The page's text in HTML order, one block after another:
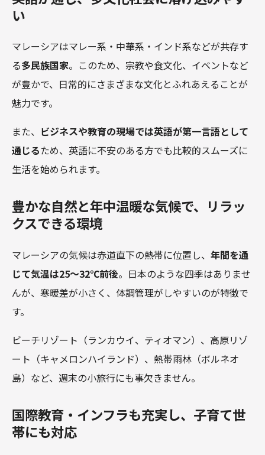
い
マレーシアはマレー系・中華系・インド系などが共存す
る多民族国家。このため、宗教や食文化、イベントなど
が豊かで、日常的にさまざまな文化とふれあえることが
魅力です。
また、 ビジネスや教育の現場では英語が第一言語として
通じるため、英語に不安のある方でも比較的スムーズに
生活を始められます。
豊かな自然と年中温暖な気候で、リラッ
クスできる環境
マレーシアの気候は赤道直下の熱帯に位置し、 年間を通
じて気温は25～32℃前後。日本のような四季はありませ
んが、寒暖差が小さく、体調管理がしやすいのが特徴で
す。
ビーチリゾート（ランカウイ、ティオマン）、高原リゾ
ート（キャメロンハイランド）、熱帯雨林（ボルネオ
島）など、週末の小旅行にも事欠きません。
国際教育・インフラも充実し、子育て世
帯にも対応